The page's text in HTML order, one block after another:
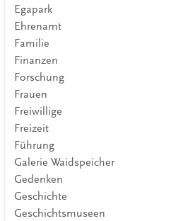
Egapark
Ehrenamt
Familie
Finanzen
Forschung
Frauen
Freiwillige
Freizeit
Führung
Galerie Waidspeicher
Gedenken
Geschichte
Geschichtsmuseen